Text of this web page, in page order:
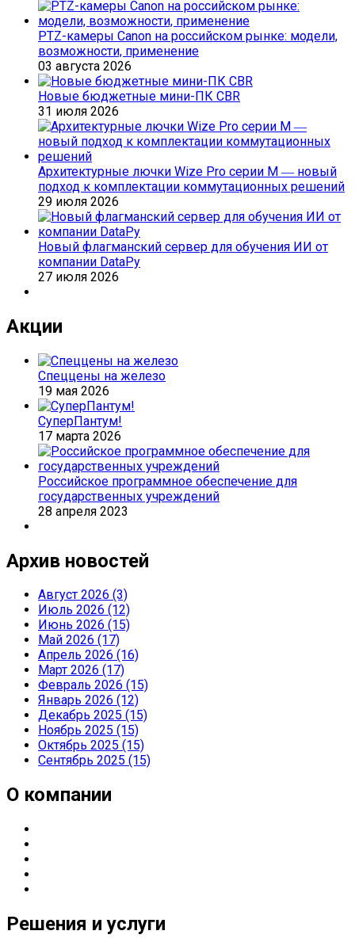
PTZ-камеры Canon на российском рынке: модели,
возможности, применение
03 августа 2026
Новые бюджетные мини-ПК CBR
31 июля 2026
Архитектурные лючки Wize Pro серии M ― новый
подход к комплектации коммутационных решений
29 июля 2026
Новый флагманский сервер для обучения ИИ от
компании DataРу
27 июля 2026
Акции
Спеццены на железо
19 мая 2026
СуперПантум!
17 марта 2026
Российское программное обеспечение для
государственных учреждений
28 апреля 2023
Архив новостей
Август 2026 (3)
Июль 2026 (12)
Июнь 2026 (15)
Май 2026 (17)
Апрель 2026 (16)
Март 2026 (17)
Февраль 2026 (15)
Январь 2026 (12)
Декабрь 2025 (15)
Ноябрь 2025 (15)
Октябрь 2025 (15)
Сентябрь 2025 (15)
О компании
Решения и услуги